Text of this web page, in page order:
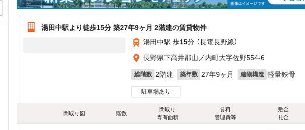
湯田中駅より徒歩15分 築27年9ヶ月 2階建の賃貸物件
湯田中駅 歩15分 （長電長野線）
長野県下高井郡山ノ内町大字佐野554-6
総階数 2階建 築年数 27年9ヶ月 建物構造 軽量鉄骨
駐車場あり
間取り図 階数
間取り
専有面積
賃料
管理費等
敷金
礼金